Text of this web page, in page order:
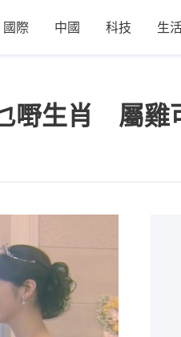
國際 中國 科技 生
嘢生肖 屬雞